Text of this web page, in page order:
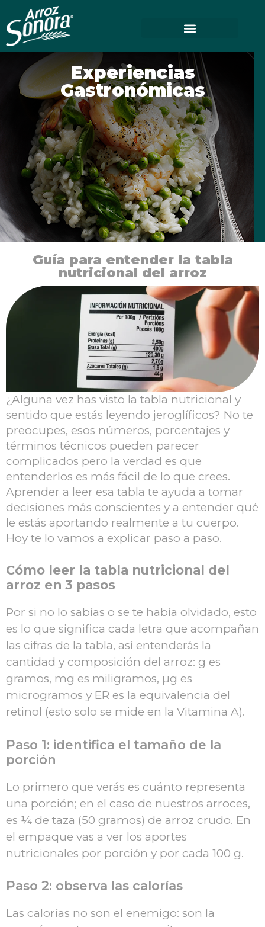
Experiencias
Gastronómicas
Guía para entender la tabla
nutricional del arroz
¿Alguna vez has visto la tabla nutricional y
sentido que estás leyendo jeroglíficos? No te
preocupes, esos números, porcentajes y
términos técnicos pueden parecer
complicados pero la verdad es que
entenderlos es más fácil de lo que crees.
Aprender a leer esa tabla te ayuda a tomar
decisiones más conscientes y a entender qué
le estás aportando realmente a tu cuerpo.
Hoy te lo vamos a explicar paso a paso.
Cómo leer la tabla nutricional del
arroz en 3 pasos
Por si no lo sabías o se te había olvidado, esto
es lo que significa cada letra que acompañan
las cifras de la tabla, así entenderás la
cantidad y composición del arroz: g es
gramos, mg es miligramos, µg es
microgramos y ER es la equivalencia del
retinol (esto solo se mide en la Vitamina A).
Paso 1: identifica el tamaño de la
porción
Lo primero que verás es cuánto representa
una porción; en el caso de nuestros arroces,
es ¼ de taza (50 gramos) de arroz crudo. En
el empaque vas a ver los aportes
nutricionales por porción y por cada 100 g.
Paso 2: observa las calorías
Las calorías no son el enemigo: son la